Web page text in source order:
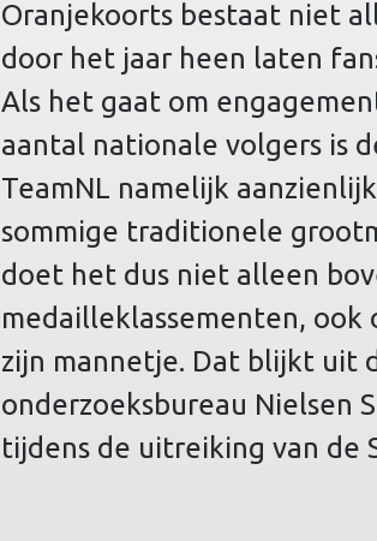
Oranjekoorts bestaat niet
door het jaar heen laten
Als het gaat om
aantal nationale volgers is
TeamNL namelijk
sommige traditionele
doet het dus niet alleen
medailleklassementen,
zijn mannetje. Dat blijkt uit
onderzoeksbureau Nielsen
tijdens de uitreiking van de